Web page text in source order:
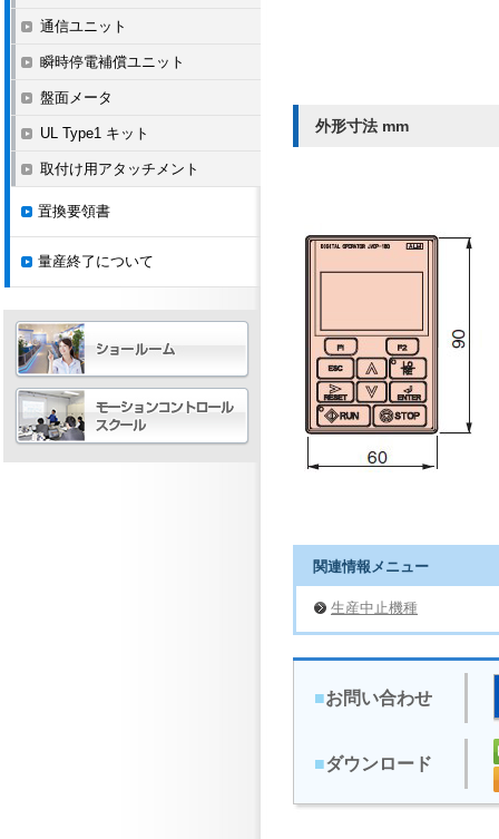
外形寸法 mm
関連情報メニュー
生産中止機種
■お問い合わせ
■ダウンロード
通信ユニット
瞬時停電補償ユニット
盤面メータ
UL Type1 キット
取付け用アタッチメント
置換要領書
量産終了について